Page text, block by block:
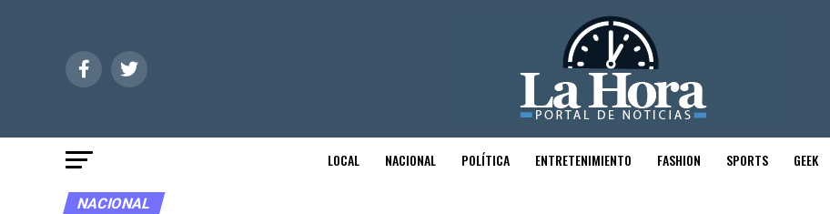
LOCAL NACIONAL POLÍTICA ENTRETENIMIENTO FASHION SPORTS GEEK
NACIONAL